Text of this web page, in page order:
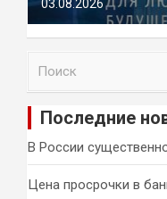
03.08.2026
и
Последние
В России
Цена просрочки в